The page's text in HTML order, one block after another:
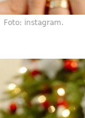
Foto: instagram.